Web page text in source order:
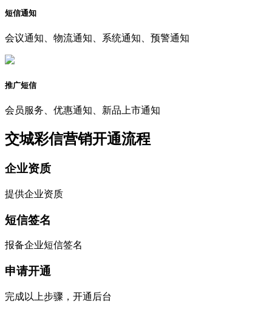
短信通知
会议通知、物流通知、系统通知、预警通知
推广短信
会员服务、优惠通知、新品上市通知
交城彩信营销开通流程
企业资质
提供企业资质
短信签名
报备企业短信签名
申请开通
完成以上步骤，开通后台